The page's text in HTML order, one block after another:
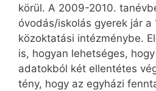
körül. A 2009-2010.
óvodás/iskolás gyerek jár a
közoktatási intézménybe.
is, hogyan lehetséges,
adatokból két ellentétes
tény, hogy az egyházi